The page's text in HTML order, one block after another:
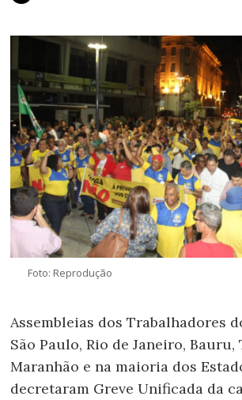
Foto: Reprodução
Assembleias dos Trabalhadores
São Paulo, Rio de Janeiro, Bauru,
Maranhão e na maioria dos
decretaram Greve Unificada da